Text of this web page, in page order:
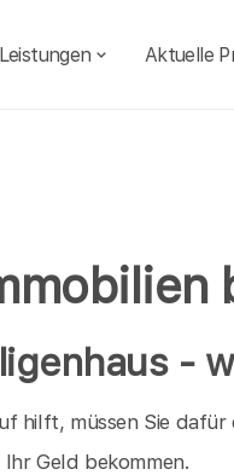
Leistungen Aktuelle
-
hilft, müssen Sie
Geld bekommen.